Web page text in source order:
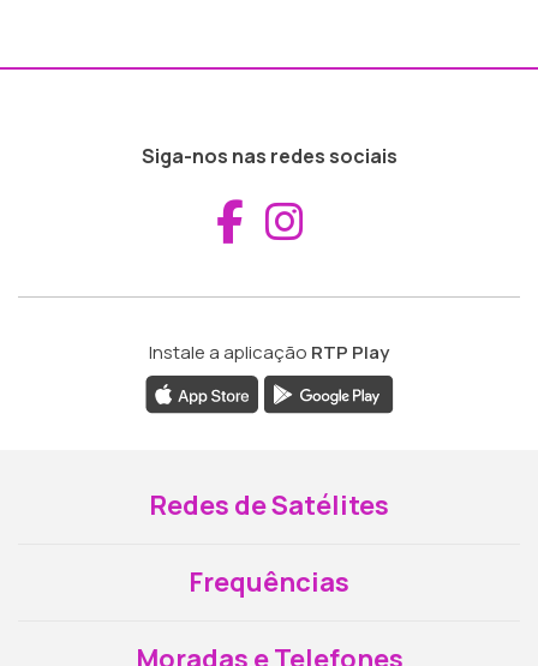
Siga-nos nas redes sociais
Aceder ao
Instale a aplicação RTP Play
Redes de Satélites
Frequências
Moradas e Telefones